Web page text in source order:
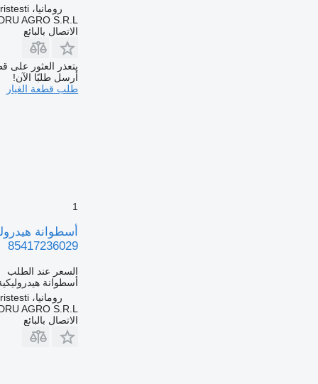
رومانيا، Cristesti
AGRO S.R.L.
الاتصال بالبائع
يتعذر العثور على
أرسل طلبًا الآن!
طلب قطعة الغيار
1
85417236029
السعر عند الطلب
أسطوانة
رومانيا، Cristesti
AGRO S.R.L.
الاتصال بالبائع